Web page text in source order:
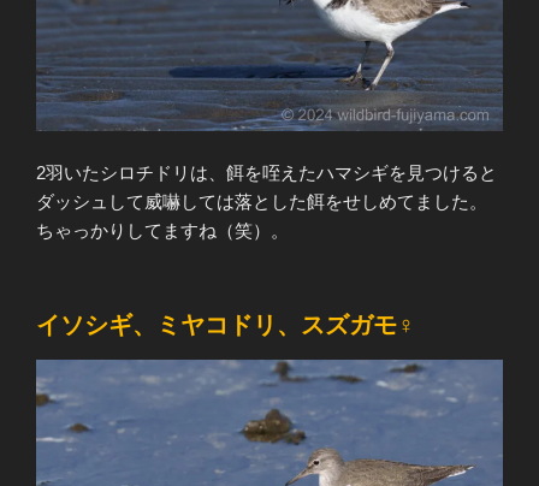
2羽いたシロチドリは、餌を咥えたハマシギを見つけると
ダッシュして威嚇しては落とした餌をせしめてました。
ちゃっかりしてますね（笑）。
イソシギ、ミヤコドリ、スズガモ♀